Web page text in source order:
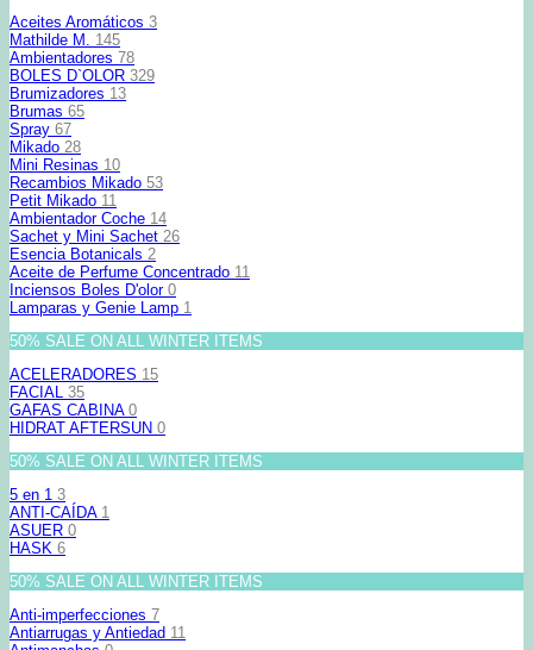
Aceites Aromáticos 3
Mathilde M. 145
Ambientadores 78
BOLES D`OLOR 329
Brumizadores 13
Brumas 65
Spray 67
Mikado 28
Mini Resinas 10
Recambios Mikado 53
Petit Mikado 11
Ambientador Coche 14
Sachet y Mini Sachet 26
Esencia Botanicals 2
Aceite de Perfume Concentrado 11
Inciensos Boles D'olor 0
Lamparas y Genie Lamp 1
50% SALE ON ALL WINTER ITEMS
ACELERADORES 15
FACIAL 35
GAFAS CABINA 0
HIDRAT AFTERSUN 0
50% SALE ON ALL WINTER ITEMS
5 en 1 3
ANTI-CAÍDA 1
ASUER 0
HASK 6
50% SALE ON ALL WINTER ITEMS
Anti-imperfecciones 7
Antiarrugas y Antiedad 11